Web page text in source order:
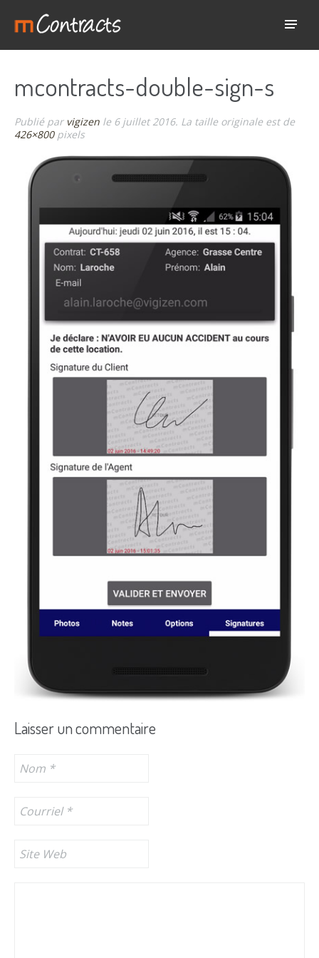
mcontracts-double-sign-s
Publié par vigizen le 6 juillet 2016. La taille originale est de
426×800pixels
Laisser un commentaire